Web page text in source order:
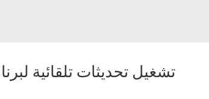
تشغيل تحديثات تلقائية